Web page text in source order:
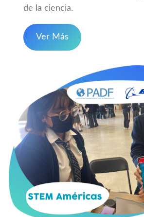
de la ciencia.
Ver Más